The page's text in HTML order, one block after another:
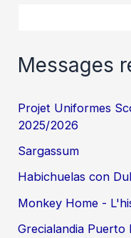
Messages
Projet Uniformes
2025/2026
Sargassum
Habichuelas con
Monkey Home -
Grecialandia Puerto